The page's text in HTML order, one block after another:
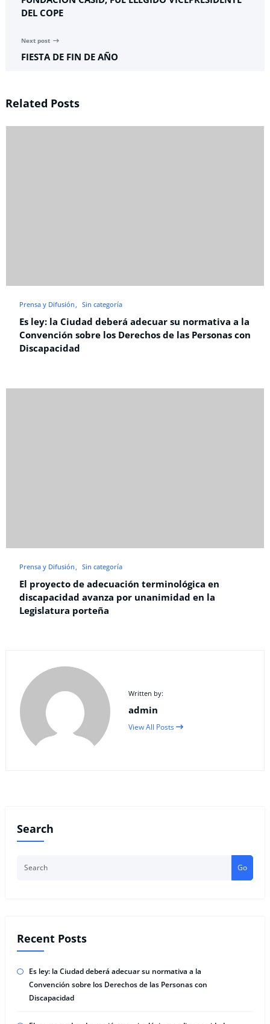
DEL COPE
Next post
FIESTA DE FIN DE AÑO
Related Posts
Prensa y Difusión Sin categoría
Es ley: la Ciudad deberá adecuar su normativa a la
Convención sobre los Derechos de las Personas con
Discapacidad
Prensa y Difusión Sin categoría
El proyecto de adecuación terminológica en
discapacidad avanza por unanimidad en la
Legislatura porteña
Written by:
admin
View All Posts
Search
Go
Recent Posts
Es ley: la Ciudad deberá adecuar su normativa a la
Convención sobre los Derechos de las Personas con
Discapacidad